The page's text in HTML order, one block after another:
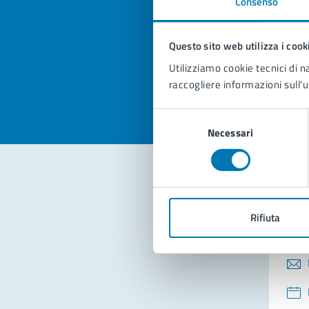
Questo sito web utilizza i
Utilizziamo cookie tecnici di
raccogliere informazioni
consenso
Necessari
Rifiuta